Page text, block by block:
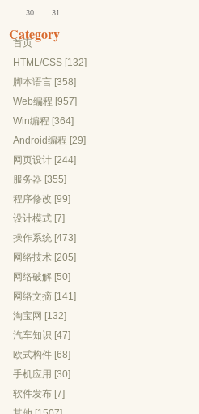
30 31
Category
首页
HTML/CSS [132]
脚本语言 [358]
Web编程 [957]
Win编程 [364]
Android编程 [29]
网页设计 [244]
服务器 [355]
程序修改 [99]
设计模式 [7]
操作系统 [473]
网络技术 [205]
网络破解 [50]
网络文摘 [141]
淘宝网 [132]
汽车知识 [47]
欧式构件 [68]
手机应用 [30]
软件发布 [7]